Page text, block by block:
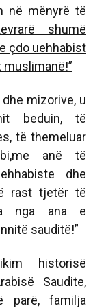
në mënyrë të
shumë
çdo uehhabist
mizorive, u
beduin, të
të themeluar
anë të
dhe
rast tjetër të
nga ana e
sauditë!”
historisë
Saudite,
familja